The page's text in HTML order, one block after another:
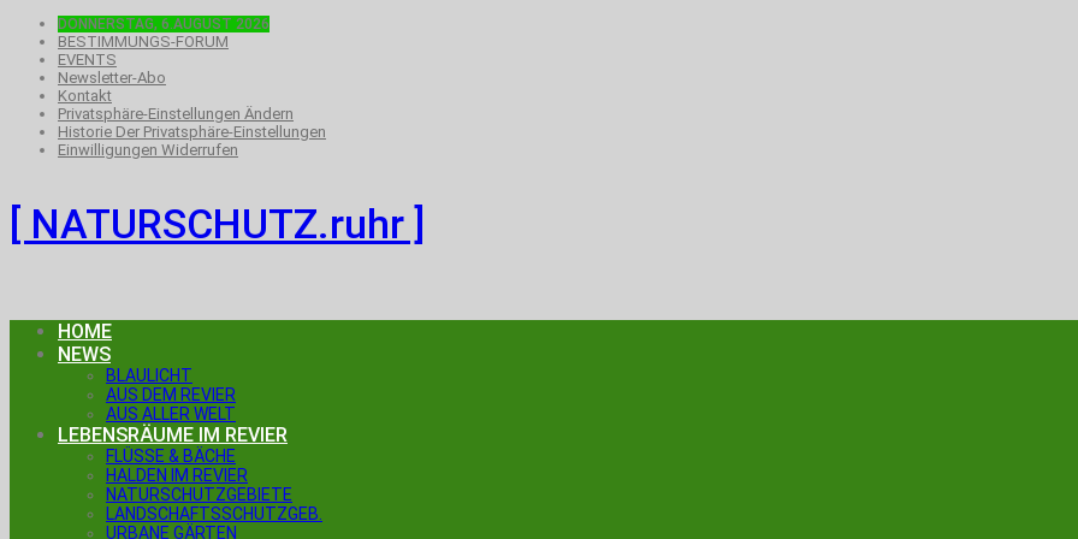
DONNERSTAG, 6.AUGUST 2026
BESTIMMUNGS-FORUM
EVENTS
Newsletter-Abo
Kontakt
Privatsphäre-Einstellungen Ändern
Historie Der Privatsphäre-Einstellungen
Einwilligungen Widerrufen
[ NATURSCHUTZ.ruhr ]
HOME
NEWS
BLAULICHT
AUS DEM REVIER
AUS ALLER WELT
LEBENSRÄUME IM REVIER
FLÜSSE & BÄCHE
HALDEN IM REVIER
NATURSCHUTZGEBIETE
LANDSCHAFTSSCHUTZGEB.
URBANE GÄRTEN